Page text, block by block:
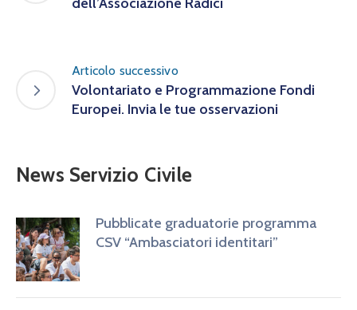
Articolo successivo
Volontariato e Programmazione Fondi
Europei. Invia le tue osservazioni
News Servizio Civile
Pubblicate graduatorie programma
CSV “Ambasciatori identitari”